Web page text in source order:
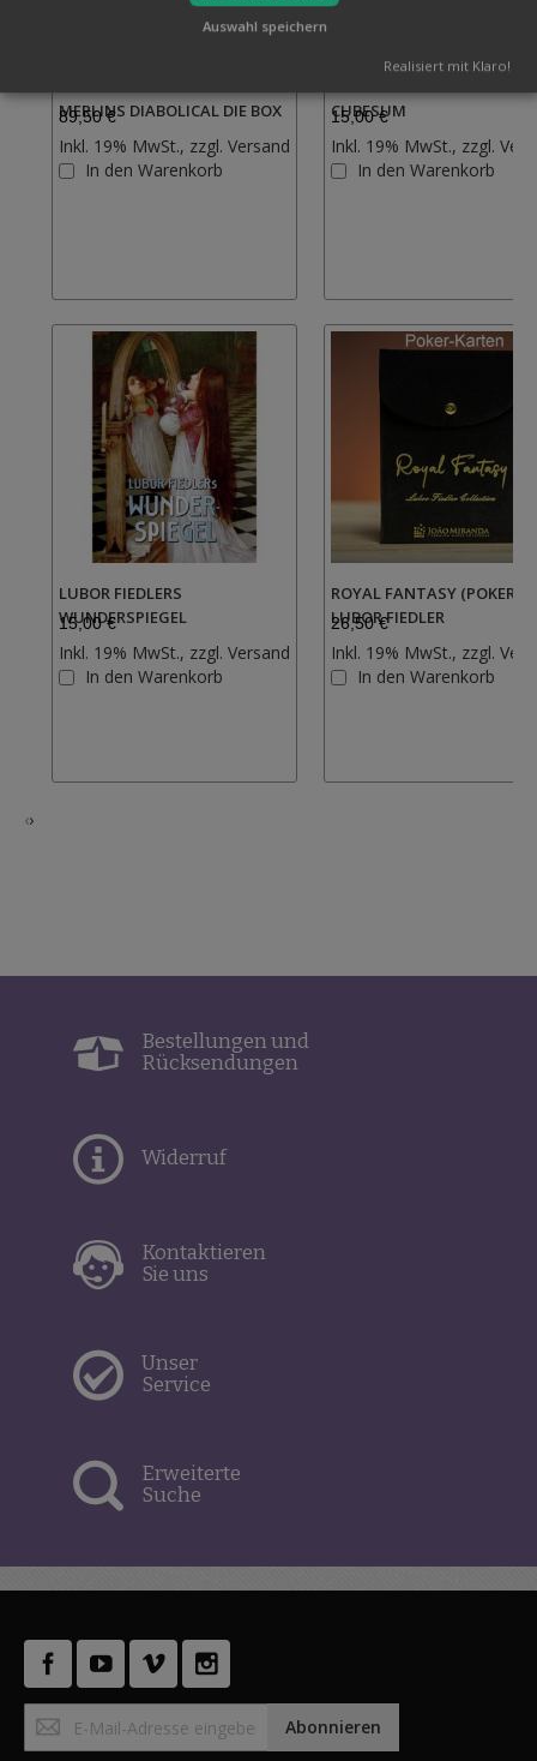
MERLINS DIABOLICAL DIE BOX
89,50 €
Inkl. 19% MwSt., zzgl. Versand
In den Warenkorb
CUBESUM
15,00 €
Inkl. 19% MwSt., zzgl.
In den Warenkorb
LUBOR FIEDLERS
WUNDERSPIEGEL
15,00 €
Inkl. 19% MwSt., zzgl. Versand
In den Warenkorb
ROYAL FANTASY (POKER)
LUBOR FIEDLER
26,50 €
Inkl. 19% MwSt., zzgl.
In den Warenkorb
‹›
Bestellungen und
Rücksendungen
Widerruf
Kontaktieren
Sie uns
Unser
Service
Erweiterte
Suche
Anmeldung
zum
Abonnieren
Auswahl speichern
Realisiert mit Klaro!